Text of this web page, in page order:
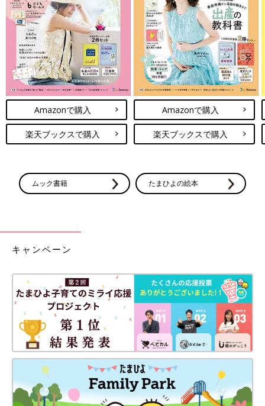
Amazonで購入
楽天ブックスで購入
Amazonで購入
楽天ブックスで購入
ムック書籍 たまひよの絵本
キャンペーン